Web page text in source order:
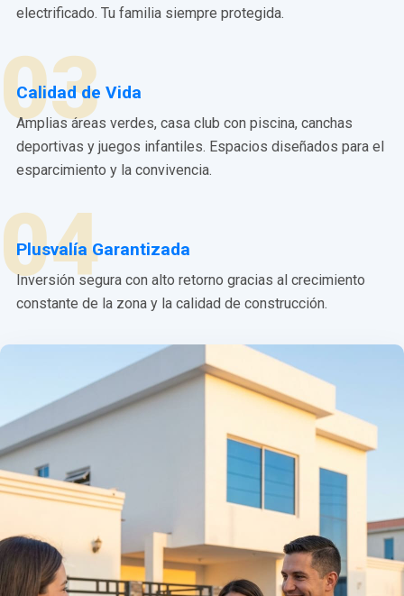
electrificado. Tu familia siempre protegida.
03
Calidad de Vida
Amplias áreas verdes, casa club con piscina, canchas
deportivas y juegos infantiles. Espacios diseñados para el
esparcimiento y la convivencia.
04
Plusvalía Garantizada
Inversión segura con alto retorno gracias al crecimiento
constante de la zona y la calidad de construcción.